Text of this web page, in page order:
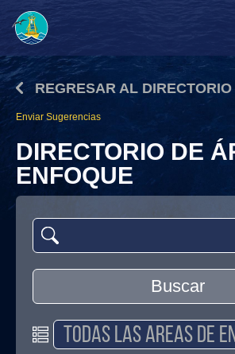
REGRESAR AL DIRECTORIO
Enviar Sugerencias
DIRECTORIO DE
ENFOQUE
Buscar